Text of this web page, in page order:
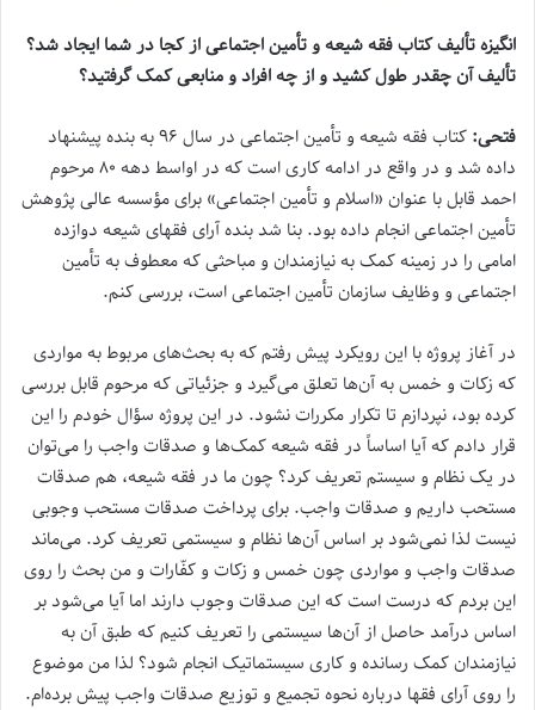
انگیزه تألیف کتاب فقه شیعه و تأمین اجتماعی از کجا در شما ایجاد شد؟
تألیف آن چقدر طول کشید و از چه افراد و منابعی کمک گرفتید؟
فتحی:
کتاب فقه شیعه و تأمین اجتماعی در سال ۹۶ به بنده پیشنهاد
داده شد و در واقع در ادامه کاری است که در اواسط دهه ۸۰ مرحوم
احمد قابل با عنوان «اسلام و تأمین اجتماعی» برای مؤسسه عالی پژوهش
تأمین اجتماعی انجام داده بود. بنا شد بنده آرای فقهای شیعه دوازده
امامی را در زمینه کمک به نیازمندان و مباحثی که معطوف به تأمین
اجتماعی و وظایف سازمان تأمین اجتماعی است، بررسی کنم.
در آغاز پروژه با این رویکرد پیش رفتم که به بحث‌های مربوط به مواردی
که زکات و خمس به آن‌ها تعلق می‌گیرد و جزئیاتی که مرحوم قابل بررسی
کرده بود، نپردازم تا تکرار مکررات نشود. در این پروژه سؤال خودم را این
قرار دادم که آیا اساساً در فقه شیعه کمک‌ها و صدقات واجب را می‌توان
در یک نظام و سیستم تعریف کرد؟ چون ما در فقه شیعه، هم صدقات
مستحب داریم و صدقات واجب. برای پرداخت صدقات مستحب وجوبی
نیست لذا نمی‌شود بر اساس آن‌ها نظام و سیستمی تعریف کرد. می‌ماند
صدقات واجب و مواردی چون خمس و زکات و کفّارات و من بحث را روی
این بردم که درست است که این صدقات وجوب دارند اما آیا می‌شود بر
اساس درآمد حاصل از آن‌ها سیستمی را تعریف کنیم که طبق آن به
نیازمندان کمک رسانده و کاری سیستماتیک انجام شود؟ لذا من موضوع
را روی آرای فقها درباره نحوه تجمیع و توزیع صدقات واجب پیش برده‌ام.